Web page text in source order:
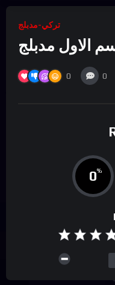
تركي-مدبلج
الاول مدبلج
0 0
0%